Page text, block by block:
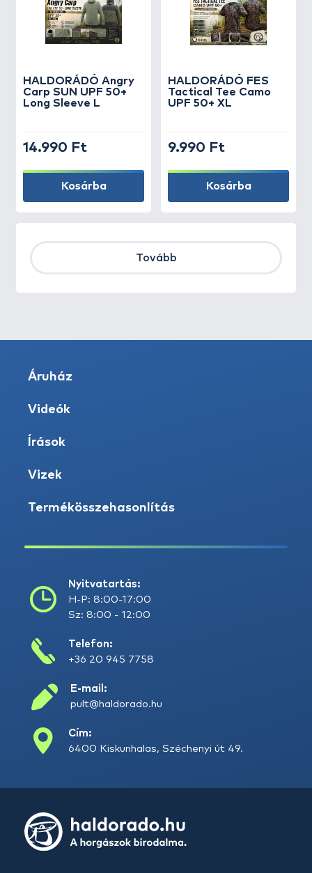
HALDORÁDÓ Angry
Carp SUN UPF 50+
Long Sleeve L
14.990 Ft
Kosárba
HALDORÁDÓ FES
Tactical Tee Camo
UPF 50+ XL
9.990 Ft
Kosárba
Tovább
Áruház
Videók
Írások
Vizek
Termékösszehasonlítás
Nyitvatartás:
H-P: 8:00-17:00
Sz: 8:00 - 12:00
Telefon:
+36 20 945 7758
E-mail:
pult@haldorado.hu
Cím:
6400 Kiskunhalas, Széchenyi út 49.